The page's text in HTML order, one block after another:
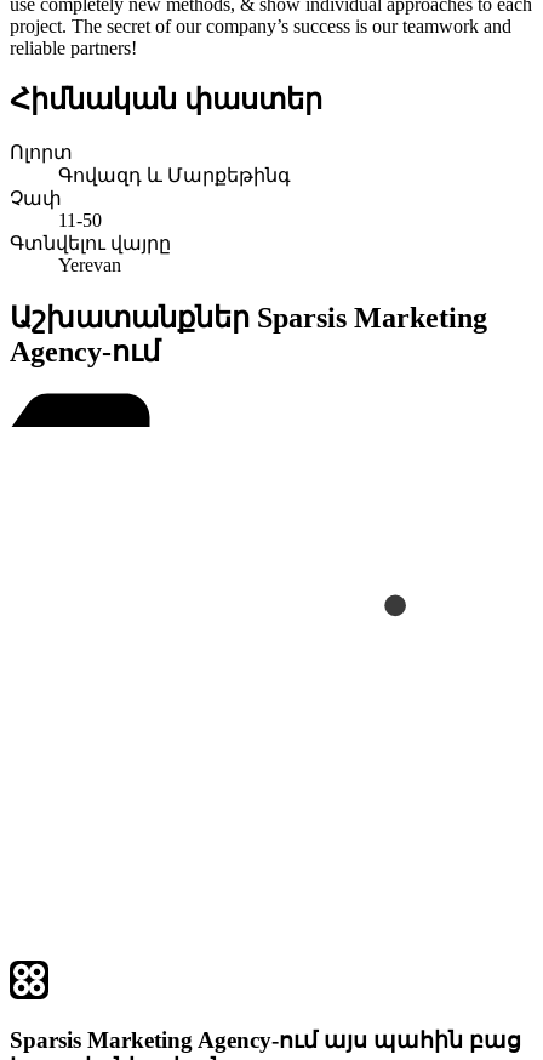
project. The secret of our company’s success is our teamwork and
reliable partners!
Հիմնական փաստեր
Ոլորտ
Գովազդ և Մարքեթինգ
Չափ
11-50
Գտնվելու վայրը
Yerevan
Աշխատանքներ Sparsis Marketing
Agency-ում
Sparsis Marketing Agency-ում այս պահին բաց